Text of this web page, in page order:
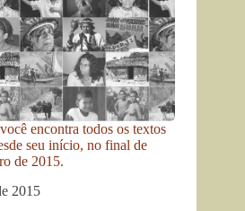
encontra todos os textos
seu início, no final de
de 2015.
2015